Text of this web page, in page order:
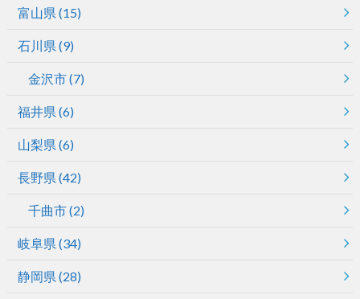
富山県 (15)
石川県 (9)
金沢市(7)
福井県 (6)
山梨県 (6)
長野県 (42)
千曲市(2)
岐阜県 (34)
静岡県 (28)